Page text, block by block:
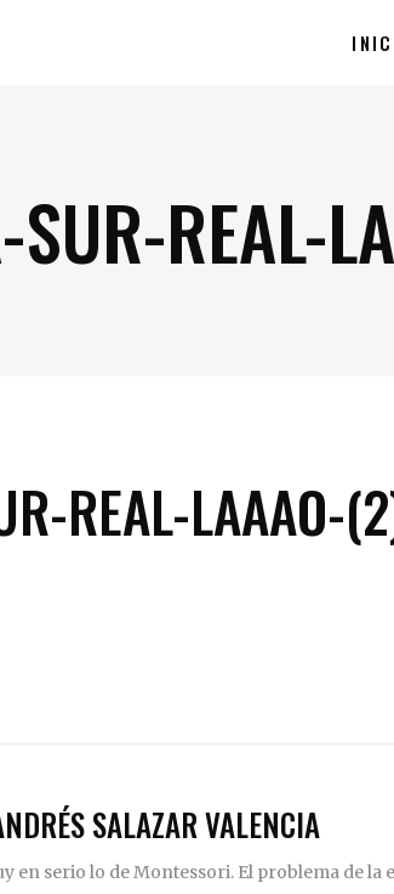
SUR-REAL-
REAL-LAAAO-
SALAZAR VALENCIA
en serio lo de Montessori. El problema de la